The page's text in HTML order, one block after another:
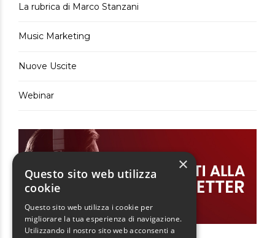
La rubrica di Marco Stanzani
Music Marketing
Nuove Uscite
Webinar
×
Questo sito web utilizza
cookie
Questo sito web utilizza i cookie per
migliorare la tua esperienza di navigazione.
Utilizzando il nostro sito web acconsenti a